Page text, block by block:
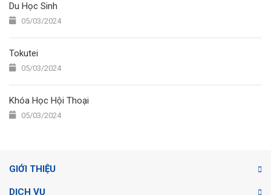
Du Học Sinh
05/03/2024
Tokutei
05/03/2024
Khóa Học Hội Thoại
05/03/2024
GIỚI THIỆU
DỊCH VỤ